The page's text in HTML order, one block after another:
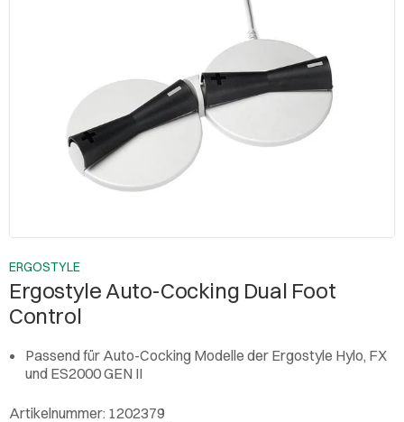
ERGOSTYLE
Ergostyle Auto-Cocking Dual Foot
Control
Passend für Auto-Cocking Modelle der Ergostyle Hylo, FX
und ES2000 GEN II
Artikelnummer: 1202379